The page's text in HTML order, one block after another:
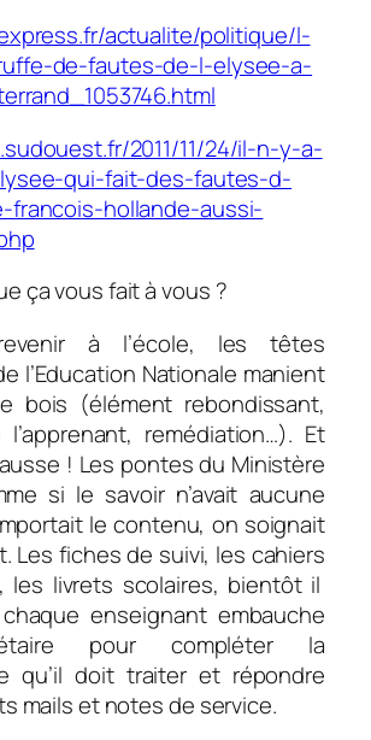
actualite/politique/l-
de-fautes-de-l-elysee-a-
2011/11/24/il-n-y-a-
qui-fait-des-fautes-d-
francois-hollande-aussi-
ça vous fait à vous ?
à l’école, les têtes
l’Education Nationale manient
bois (élément rebondissant,
remédiation…). Et
! Les pontes du Ministère
si le savoir n’avait aucune
le contenu, on soignait
Les fiches de suivi, les cahiers
les livrets scolaires, bientôt il
enseignant embauche
pour compléter la
qu’il doit traiter et répondre
mails et notes de service.